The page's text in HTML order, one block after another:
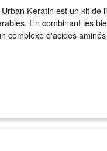
Keratin est un kit de
En combinant les
complexe d'acides